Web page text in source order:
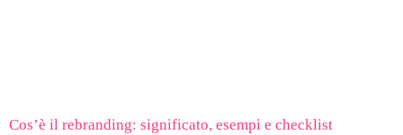
Cos’è il rebranding: significato, esempi e checklist